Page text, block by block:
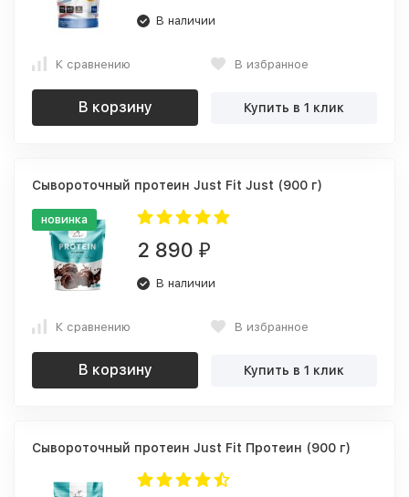
В наличии
К сравнению В избранное
В корзину Купить в 1 клик
Сывороточный протеин Just Fit Just (900 г)
новинка
2 890 ₽
В наличии
К сравнению В избранное
В корзину Купить в 1 клик
Сывороточный протеин Just Fit Протеин (900 г)